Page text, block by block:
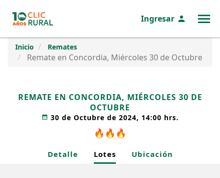
Ingresar
Inicio Remates
Remate en Concordia, Miércoles 30 de Octubre
REMATE EN CONCORDIA, MIÉRCOLES 30 DE
OCTUBRE
30 de Octubre de 2024, 14:00 hrs.
🔥 🔥 🔥
Detalle Lotes Ubicación